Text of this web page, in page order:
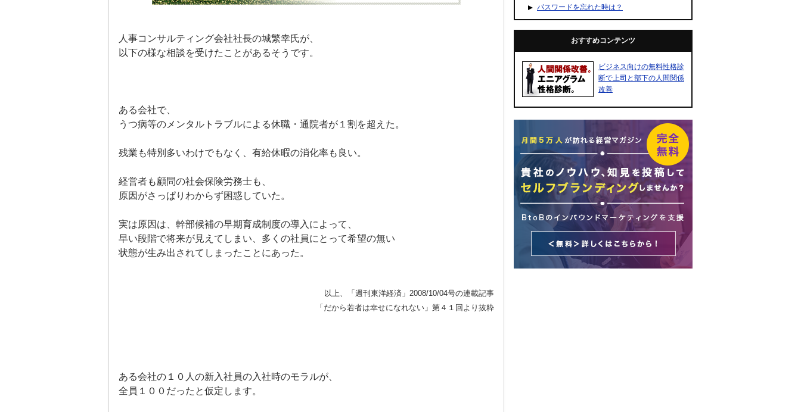
人事コンサルティング会社社長の城繁幸氏が、
以下の様な相談を受けたことがあるそうです。
ある会社で、
うつ病等のメンタルトラブルによる休職・通院者が１割を超えた。
残業も特別多いわけでもなく、有給休暇の消化率も良い。
経営者も顧問の社会保険労務士も、
原因がさっぱりわからず困惑していた。
実は原因は、幹部候補の早期育成制度の導入によって、
早い段階で将来が見えてしまい、多くの社員にとって希望の無い
状態が生み出されてしまったことにあった。
以上、「週刊東洋経済」2008/10/04号の連載記事
「だから若者は幸せになれない」第４１回より抜粋
ある会社の１０人の新入社員の入社時のモラルが、
全員１００だったと仮定します。
パスワードを忘れた時は？
おすすめコンテンツ
ビジネス向けの無料性格診
断で上司と部下の人間関係
改善